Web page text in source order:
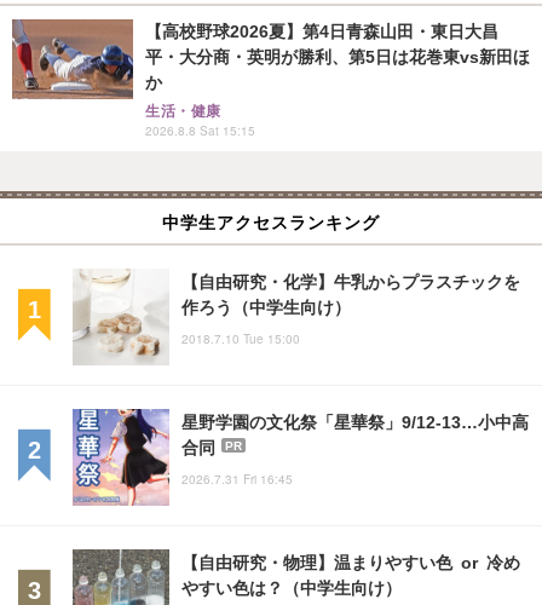
【高校野球2026夏】第4日青森山田・東日大昌
平・大分商・英明が勝利、第5日は花巻東vs新田ほ
か
生活・健康
2026.8.8 Sat 15:15
中学生アクセスランキング
【自由研究・化学】牛乳からプラスチックを
作ろう（中学生向け）
2018.7.10 Tue 15:00
星野学園の文化祭「星華祭」9/12-13…小中高
合同
PR
2026.7.31 Fri 16:45
【自由研究・物理】温まりやすい色 or 冷め
やすい色は？（中学生向け）